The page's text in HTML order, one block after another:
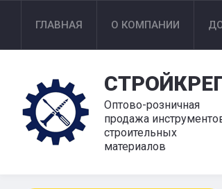
ГЛАВНАЯ О КОМПАНИИ
Оптово-розничная
продажа
строительных
материалов